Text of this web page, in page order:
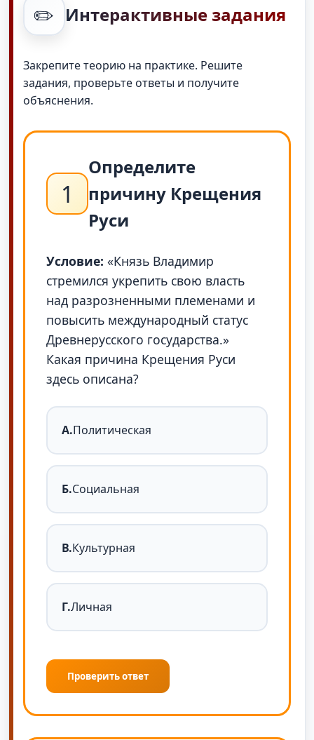
✏️ Интерактивные задания
Закрепите теорию на практике. Решите
задания, проверьте ответы и получите
объяснения.
1
Определите
причину Крещения
Руси
Условие: «Князь Владимир
стремился укрепить свою власть
над разрозненными племенами и
повысить международный статус
Древнерусского государства.»
Какая причина Крещения Руси
здесь описана?
А.Политическая
Б.Социальная
В.Культурная
Г.Личная
Проверить ответ